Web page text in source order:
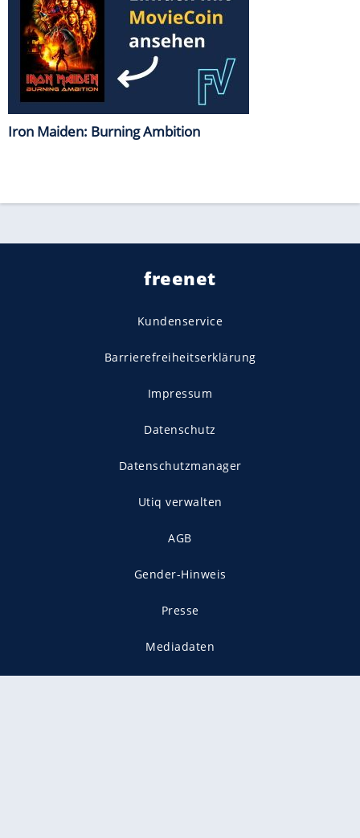
Iron Maiden: Burning Ambition
freenet
Kundenservice
Barrierefreiheitserklärung
Impressum
Datenschutz
Datenschutzmanager
Utiq verwalten
AGB
Gender-Hinweis
Presse
Mediadaten